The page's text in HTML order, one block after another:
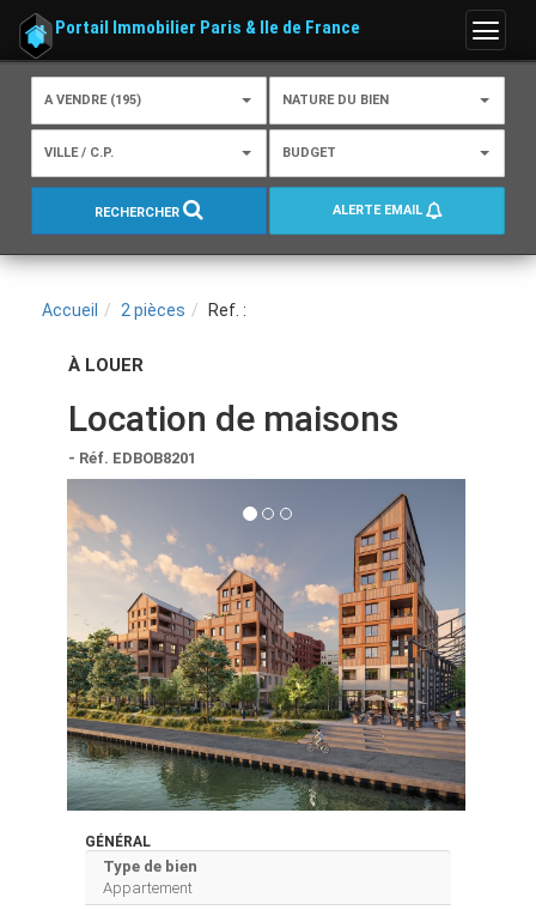
Menu
Portail Immobilier Paris & Ile de France
A VENDRE (195) NATURE DU BIEN
VILLE / C.P. BUDGET
RECHERCHER ALERTE EMAIL
Accueil 2 pièces Ref. :
À LOUER
Location de maisons
- Réf. EDBOB8201
GÉNÉRAL
Type de bien
Appartement